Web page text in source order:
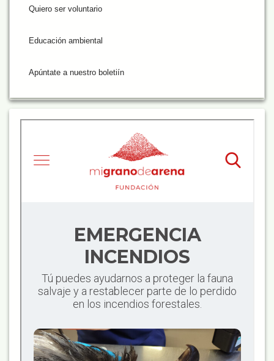
Quiero ser voluntario
Educación ambiental
Apúntate a nuestro boletiín